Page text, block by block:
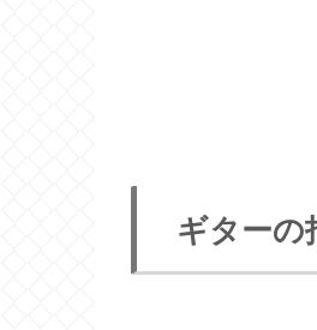
ギターの